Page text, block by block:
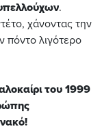
.
χάνοντας την
πόντο λιγότερο
του 1999